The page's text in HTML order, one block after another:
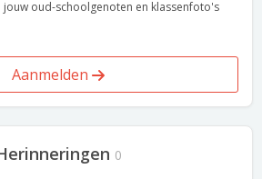
jouw oud-schoolgenoten en klassenfoto's
Aanmelden
0